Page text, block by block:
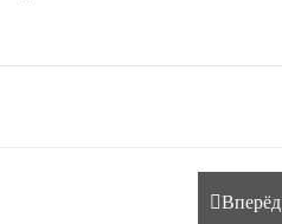
Вперёд